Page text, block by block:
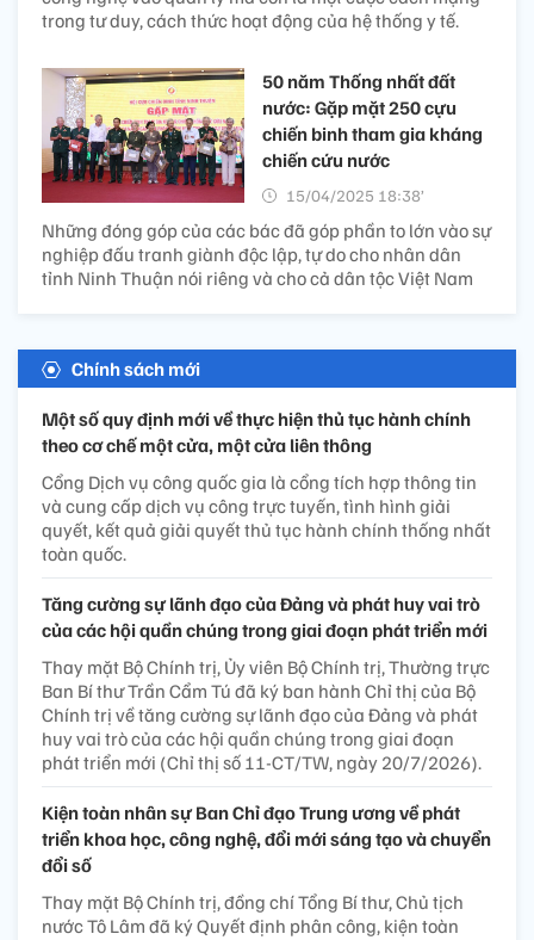
trong tư duy, cách thức hoạt động của hệ thống y tế.
50 năm Thống nhất đất
nước: Gặp mặt 250 cựu
chiến binh tham gia kháng
chiến cứu nước
15/04/2025 18:38’
Những đóng góp của các bác đã góp phần to lớn vào sự
nghiệp đấu tranh giành độc lập, tự do cho nhân dân
tỉnh Ninh Thuận nói riêng và cho cả dân tộc Việt Nam
Chính sách mới
Một số quy định mới về thực hiện thủ tục hành chính
theo cơ chế một cửa, một cửa liên thông
Cổng Dịch vụ công quốc gia là cổng tích hợp thông tin
và cung cấp dịch vụ công trực tuyến, tình hình giải
quyết, kết quả giải quyết thủ tục hành chính thống nhất
toàn quốc.
Tăng cường sự lãnh đạo của Đảng và phát huy vai trò
của các hội quần chúng trong giai đoạn phát triển mới
Thay mặt Bộ Chính trị, Ủy viên Bộ Chính trị, Thường trực
Ban Bí thư Trần Cẩm Tú đã ký ban hành Chỉ thị của Bộ
Chính trị về tăng cường sự lãnh đạo của Đảng và phát
huy vai trò của các hội quần chúng trong giai đoạn
phát triển mới (Chỉ thị số 11-CT/TW, ngày 20/7/2026).
Kiện toàn nhân sự Ban Chỉ đạo Trung ương về phát
triển khoa học, công nghệ, đổi mới sáng tạo và chuyển
đổi số
Thay mặt Bộ Chính trị, đồng chí Tổng Bí thư, Chủ tịch
nước Tô Lâm đã ký Quyết định phân công, kiện toàn